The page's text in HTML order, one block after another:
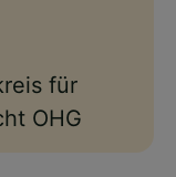
für
OHG